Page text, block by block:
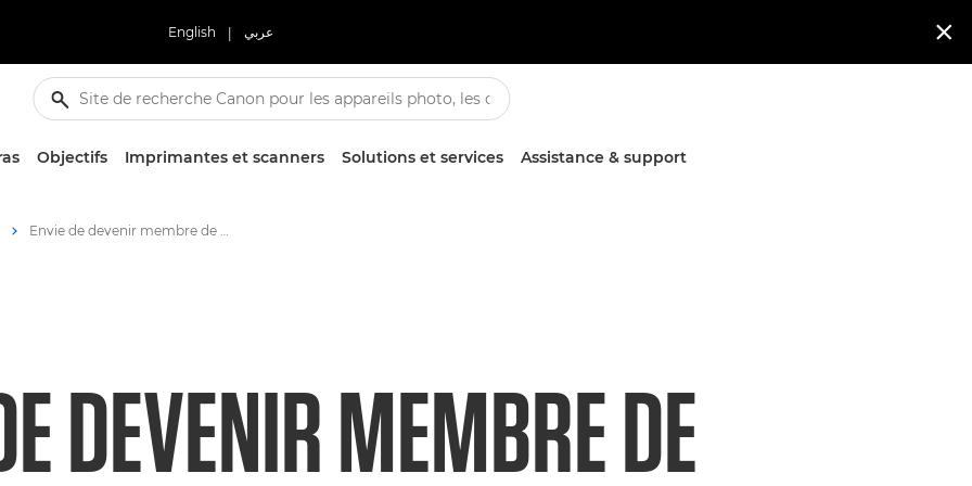
English | عربي 
Objectifs Imprimantes et scanners Solutions et services Assistance & support
Envie de devenir membre de Citizen of the Reef ? Un simple clic suffit
DEVENIR MEMBRE DE